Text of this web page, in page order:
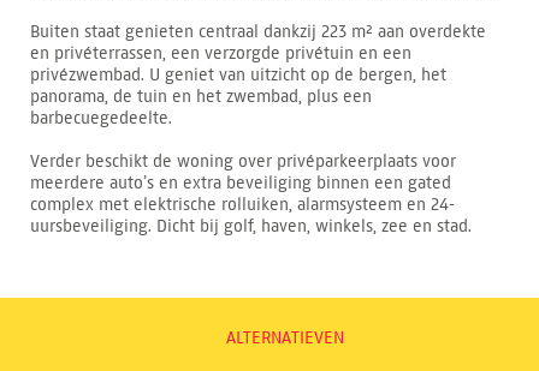
Buiten staat genieten centraal dankzij 223 m² aan overdekte
en privéterrassen, een verzorgde privétuin en een
privézwembad. U geniet van uitzicht op de bergen, het
panorama, de tuin en het zwembad, plus een
barbecuegedeelte.
Verder beschikt de woning over privéparkeerplaats voor
meerdere auto’s en extra beveiliging binnen een gated
complex met elektrische rolluiken, alarmsysteem en 24-
uursbeveiliging. Dicht bij golf, haven, winkels, zee en stad.
ALTERNATIEVEN